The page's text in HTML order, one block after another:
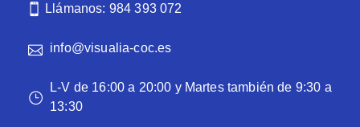
Llámanos: 984 393 072
info@visualia-coc.es
L-V de 16:00 a 20:00 y Martes también de 9:30 a
13:30